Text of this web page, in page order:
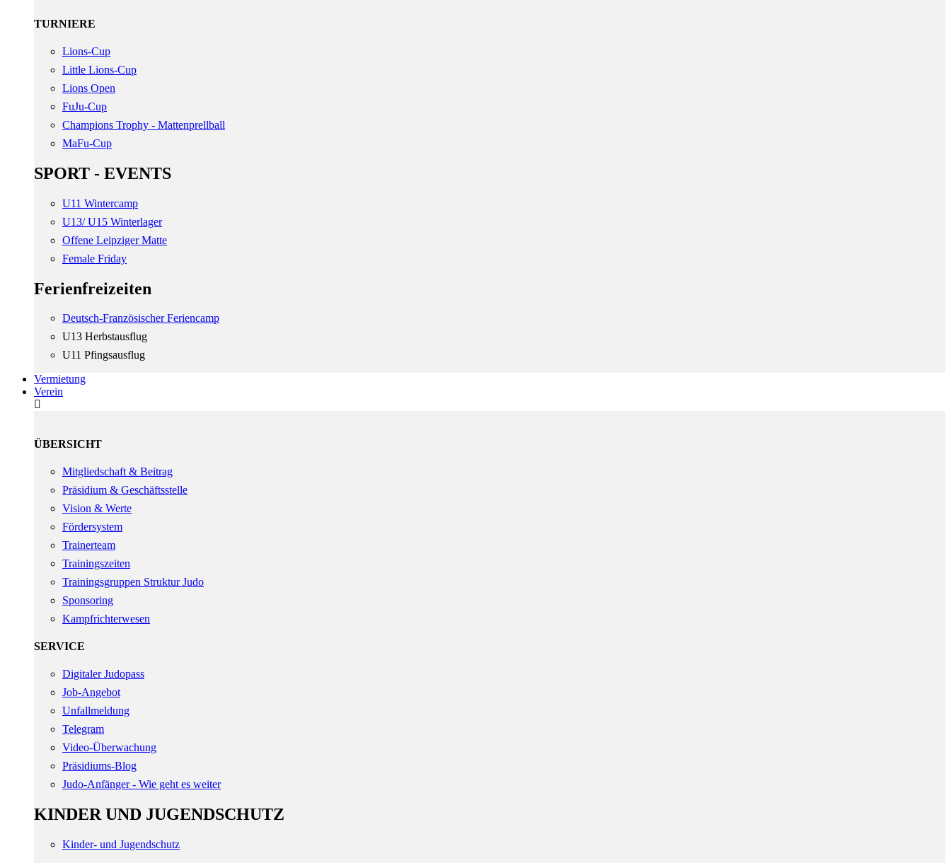
TURNIERE
Lions-Cup
Little Lions-Cup
Lions Open
FuJu-Cup
Champions Trophy - Mattenprellball
MaFu-Cup
SPORT - EVENTS
U11 Wintercamp
U13/ U15 Winterlager
Offene Leipziger Matte
Female Friday
Ferienfreizeiten
Deutsch-Französischer Feriencamp
U13 Herbstausflug
U11 Pfingsausflug
Vermietung
Verein
ÜBERSICHT
Mitgliedschaft & Beitrag
Präsidium & Geschäftsstelle
Vision & Werte
Fördersystem
Trainerteam
Trainingszeiten
Trainingsgruppen Struktur Judo
Sponsoring
Kampfrichterwesen
SERVICE
Digitaler Judopass
Job-Angebot
Unfallmeldung
Telegram
Video-Überwachung
Präsidiums-Blog
Judo-Anfänger - Wie geht es weiter
KINDER UND JUGENDSCHUTZ
Kinder- und Jugendschutz